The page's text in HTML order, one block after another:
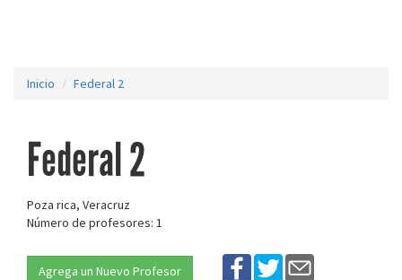
Inicio Federal 2
Federal 2
Poza rica, Veracruz
Número de profesores: 1
Agrega un Nuevo Profesor